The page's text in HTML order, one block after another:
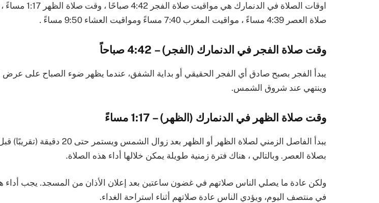
اوقات الصلاة في الدنمارك هي مواقيت
صلاة العصر 4:39 مساءً ، مواقيت المغرب 7:40 مساءً ومواقيت العشاء 9:50 مساءً .
وقت صلاة الفجر في الدنمارك (الفجر) – 4:42 صباحاً
يبدأ الفجر بصبح صادق أي الفجر الحقيقي أو بداية الشفق، عندما يظهر ضوء الصباح على عرض
وينتهي عند شروق الشمس.
وقت صلاة الظهر في الدنمارك (الظهر) – 1:17 مساءً
يبدأ الفاصل الزمني لصلاة الظهر أو الظهر بعد زوال الشمس ويستمر
بصلاة العصر. وبالتالي ، هناك فترة زمنية طويلة يمكن خلالها أداء هذه الصلاة.
ولكن عادة ما يصلي الناس صلاتهم في غضون ساعتين بعد إعلان الأذان من المسجد. يجب أداء
في منتصف اليوم، ويؤدي الناس عادة صلاتهم أثناء استراحة الغداء.